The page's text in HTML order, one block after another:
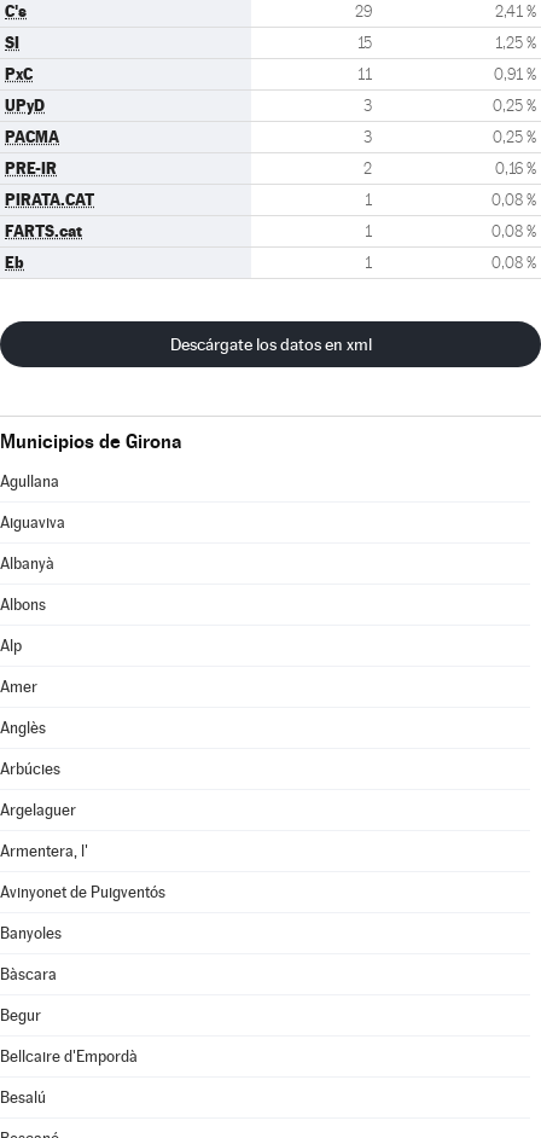
C's 29 2,41 %
SI 15 1,25 %
PxC 11 0,91 %
UPyD 3 0,25 %
PACMA 3 0,25 %
PRE-IR 2 0,16 %
PIRATA.CAT 1 0,08 %
FARTS.cat 1 0,08 %
Eb 1 0,08 %
Descárgate los datos en xml
Municipios de Girona
Agullana
Aiguaviva
Albanyà
Albons
Alp
Amer
Anglès
Arbúcies
Argelaguer
Armentera, l'
Avinyonet de Puigventós
Banyoles
Bàscara
Begur
Bellcaire d'Empordà
Besalú